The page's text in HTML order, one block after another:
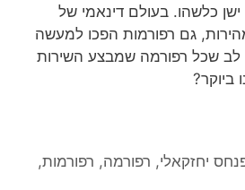
ישן כלשהו. בעולם דינאמי של
גם רפורמות הפכו למעשה
שכל רפורמה שמבצע השירות
ביוקר?
יחזקאלי, רפורמה, רפורמות,